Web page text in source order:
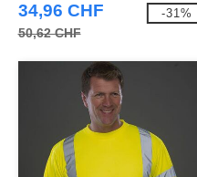
34,96 CHF
50,62 CHF
-31%